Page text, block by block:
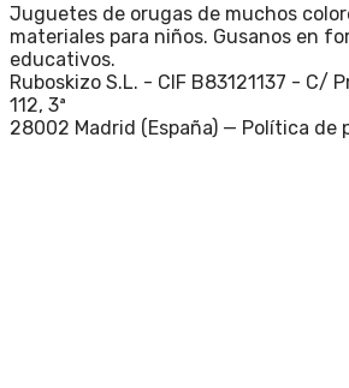
Juguetes de orugas de muchos
materiales para niños. Gusanos en
educativos.
Ruboskizo S.L. - CIF B83121137 - C/
112, 3ª
28002 Madrid (España) — Política de